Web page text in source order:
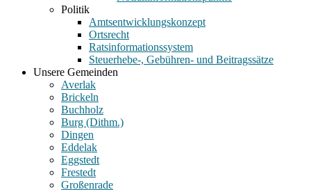
Politik
Amtsentwicklungskonzept
Ortsrecht
Ratsinformationssystem
Steuerhebe-, Gebühren- und Beitragssätze
Unsere Gemeinden
Averlak
Brickeln
Buchholz
Burg (Dithm.)
Dingen
Eddelak
Eggstedt
Frestedt
Großenrade